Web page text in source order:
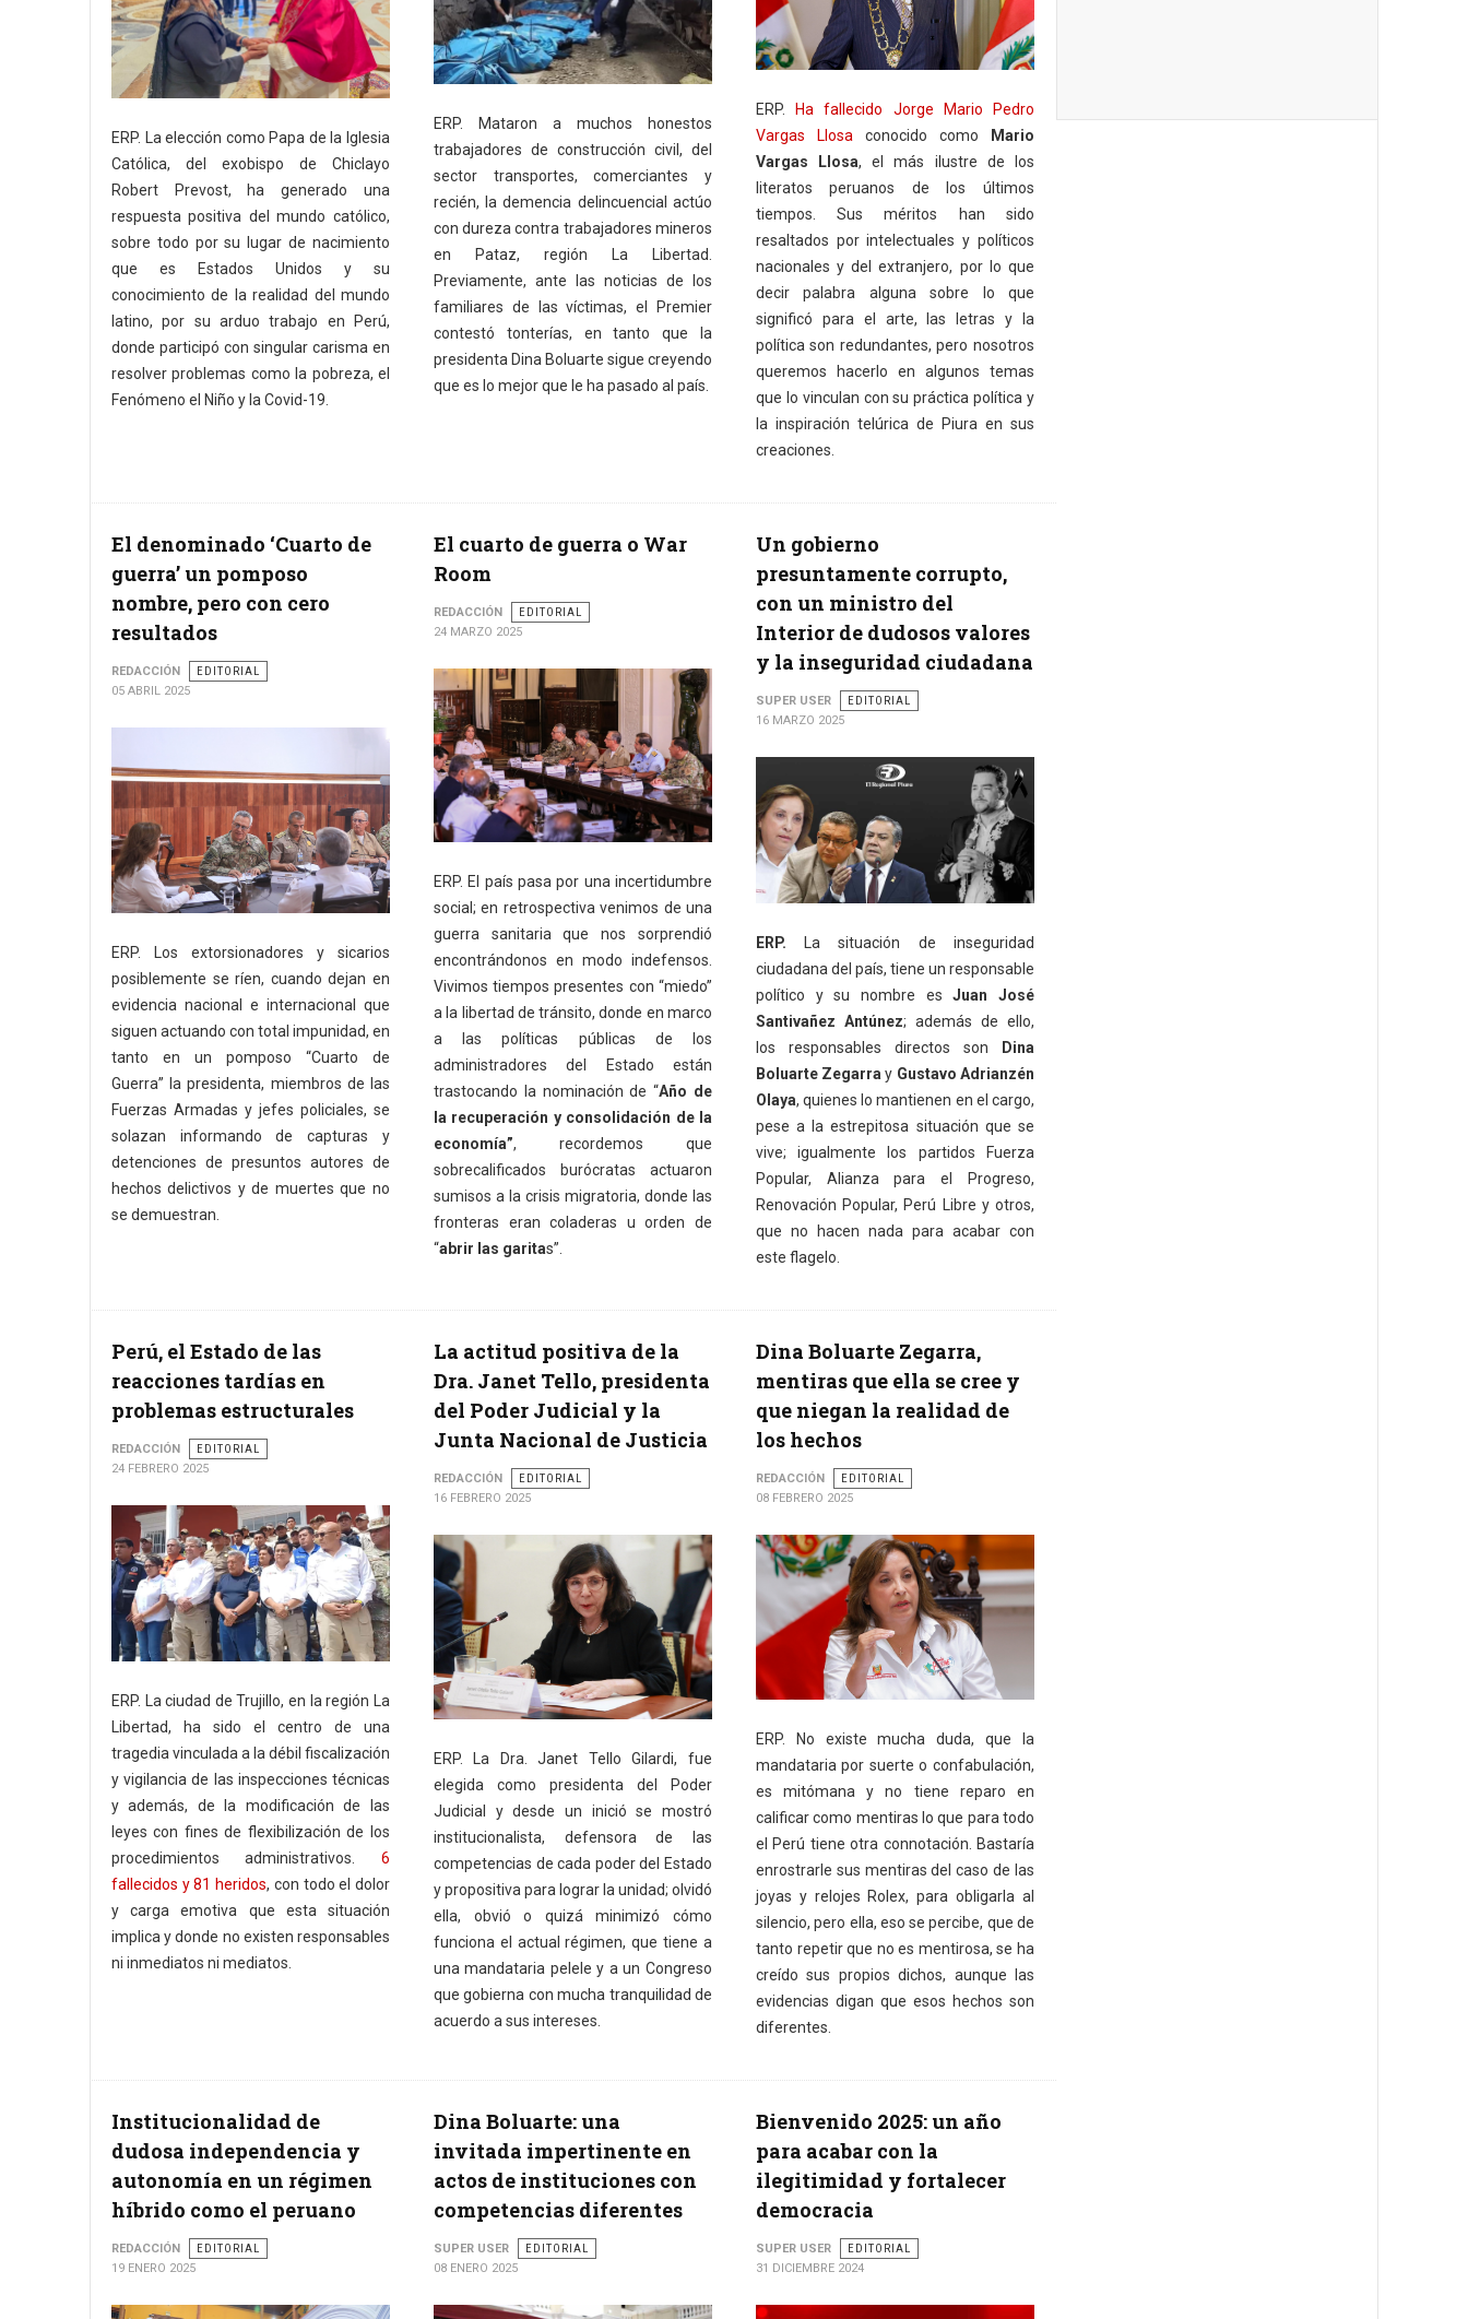
ERP. La elección como Papa de la Iglesia
Católica, del exobispo de Chiclayo
Robert Prevost, ha generado una
respuesta positiva del mundo católico,
sobre todo por su lugar de nacimiento
que es Estados Unidos y su
conocimiento de la realidad del mundo
latino, por su arduo trabajo en Perú,
donde participó con singular carisma en
resolver problemas como la pobreza, el
Fenómeno el Niño y la Covid-19.
ERP. Mataron a muchos honestos
trabajadores de construcción civil, del
sector transportes, comerciantes y
recién, la demencia delincuencial actúo
con dureza contra trabajadores mineros
en Pataz, región La Libertad.
Previamente, ante las noticias de los
familiares de las víctimas, el Premier
contestó tonterías, en tanto que la
presidenta Dina Boluarte sigue creyendo
que es lo mejor que le ha pasado al país.
ERP.
Ha fallecido Jorge Mario Pedro
Vargas Llosa conocido como
Mario
Vargas Llosa, el más ilustre de los
literatos peruanos de los últimos
tiempos. Sus méritos han sido
resaltados por intelectuales y políticos
nacionales y del extranjero, por lo que
decir palabra alguna sobre lo que
significó para el arte, las letras y la
política son redundantes, pero nosotros
queremos hacerlo en algunos temas
que lo vinculan con su práctica política y
la inspiración telúrica de Piura en sus
creaciones.
El denominado ‘Cuarto de
guerra’ un pomposo
nombre, pero con cero
resultados
REDACCIÓN
EDITORIAL
05 ABRIL 2025
ERP. Los extorsionadores y sicarios
posiblemente se ríen, cuando dejan en
evidencia nacional e internacional que
siguen actuando con total impunidad, en
tanto en un pomposo “Cuarto de
Guerra” la presidenta, miembros de las
Fuerzas Armadas y jefes policiales, se
solazan informando de capturas y
detenciones de presuntos autores de
hechos delictivos y de muertes que no
se demuestran.
El cuarto de guerra o War
Room
REDACCIÓN
EDITORIAL
24 MARZO 2025
ERP. El país pasa por una incertidumbre
social; en retrospectiva venimos de una
guerra sanitaria que nos sorprendió
encontrándonos en modo indefensos.
Vivimos tiempos presentes con “miedo”
a la libertad de tránsito, donde en marco
a las políticas públicas de los
administradores del Estado están
trastocando la nominación de “Año de
la recuperación y consolidación de la
economía”, recordemos que
sobrecalificados burócratas actuaron
sumisos a la crisis migratoria, donde las
fronteras eran coladeras u orden de
“abrir las garitas”.
Un gobierno
presuntamente corrupto,
con un ministro del
Interior de dudosos valores
y la inseguridad ciudadana
SUPER USER
EDITORIAL
16 MARZO 2025
ERP. La situación de inseguridad
ciudadana del país, tiene un responsable
político y su nombre esJuan José
Santivañez Antúnez; además de ello,
los responsables directos son Dina
Boluarte Zegarra y Gustavo Adrianzén
Olaya, quienes lo mantienen en el cargo,
pese a la estrepitosa situación que se
vive; igualmente los partidos Fuerza
Popular, Alianza para el Progreso,
Renovación Popular, Perú Libre y otros,
que no hacen nada para acabar con
este flagelo.
Perú, el Estado de las
reacciones tardías en
problemas estructurales
REDACCIÓN
EDITORIAL
24 FEBRERO 2025
ERP. La ciudad de Trujillo, en la región La
Libertad, ha sido el centro de una
tragedia vinculada a la débil fiscalización
y vigilancia de las inspecciones técnicas
y además, de la modificación de las
leyes con fines de flexibilización de los
procedimientos administrativos. 6
fallecidos y 81 heridos, con todo el dolor
y carga emotiva que esta situación
implica y donde no existen responsables
ni inmediatos ni mediatos.
La actitud positiva de la
Dra. Janet Tello, presidenta
del Poder Judicial y la
Junta Nacional de Justicia
REDACCIÓN
EDITORIAL
16 FEBRERO 2025
ERP. La Dra. Janet Tello Gilardi, fue
elegida como presidenta del Poder
Judicial y desde un inició se mostró
institucionalista, defensora de las
competencias de cada poder del Estado
y propositiva para lograr la unidad; olvidó
ella, obvió o quizá minimizó cómo
funciona el actual régimen, que tiene a
una mandataria pelele y a un Congreso
que gobierna con mucha tranquilidad de
acuerdo a sus intereses.
Dina Boluarte Zegarra,
mentiras que ella se cree y
que niegan la realidad de
los hechos
REDACCIÓN
EDITORIAL
08 FEBRERO 2025
ERP. No existe mucha duda, que la
mandataria por suerte o confabulación,
es mitómana y no tiene reparo en
calificar como mentiras lo que para todo
el Perú tiene otra connotación. Bastaría
enrostrarle sus mentiras del caso de las
joyas y relojes Rolex, para obligarla al
silencio, pero ella, eso se percibe, que de
tanto repetir que no es mentirosa, se ha
creído sus propios dichos, aunque las
evidencias digan que esos hechos son
diferentes.
Institucionalidad de
dudosa independencia y
autonomía en un régimen
híbrido como el peruano
REDACCIÓN
EDITORIAL
19 ENERO 2025
Dina Boluarte: una
invitada impertinente en
actos de instituciones con
competencias diferentes
SUPER USER
EDITORIAL
08 ENERO 2025
Bienvenido 2025: un año
para acabar con la
ilegitimidad y fortalecer
democracia
SUPER USER
EDITORIAL
31 DICIEMBRE 2024